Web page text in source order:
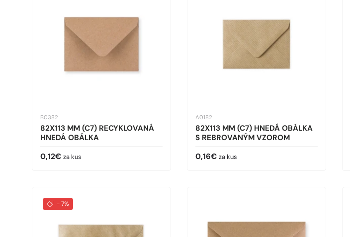
B0382
82X113 MM (C7) RECYKLOVANÁ
HNEDÁ OBÁLKA
Bežná cena
0,12€ za kus
A0182
82X113 MM (C7) HNEDÁ OBÁLKA
S REBROVANÝM VZOROM
Bežná cena
0,16€ za kus
- 7%